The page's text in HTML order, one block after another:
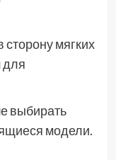
мягких
для
выбирать
модели.